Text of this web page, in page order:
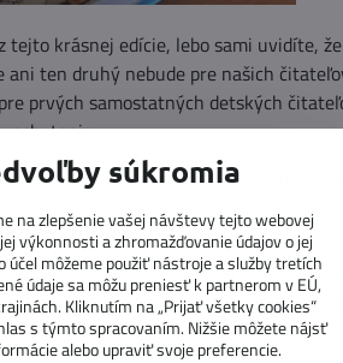
krásnej edície, lebo sami uvidíte,
ten druhý nebude pre našich
prvých samostatných detských
na koniec sveta, na ktorý voľne
koňom
k rozhodnutiu, že aj on chce a môže
len trochu potrénovať, no nie? Bude
súkromia
na zlepšenie vašej návštevy tejto webovej
výkonnosti a zhromažďovanie údajov o jej
účel môžeme použiť nástroje a služby tretích
údaje sa môžu preniesť k partnerom v EÚ,
Kliknutím na „Prijať všetky cookies“
s týmto spracovaním. Nižšie môžete nájsť
alebo upraviť svoje preferencie.